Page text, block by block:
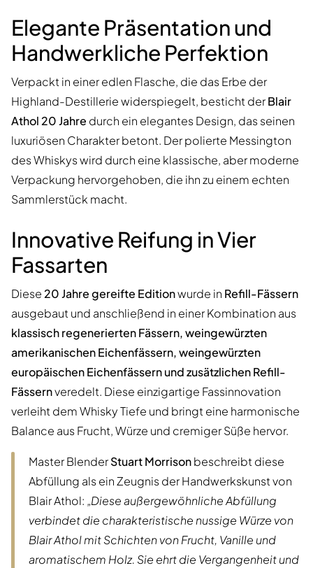
Elegante Präsentation und
Handwerkliche Perfektion
Verpackt in einer edlen Flasche, die das Erbe der
Highland-Destillerie widerspiegelt, besticht derBlair
Athol 20 Jahre durch ein elegantes Design, das seinen
luxuriösen Charakter betont. Der polierte Messington
des Whiskys wird durch eine klassische, aber moderne
Verpackung hervorgehoben, die ihn zu einem echten
Sammlerstück macht.
Innovative Reifung in Vier
Fassarten
Diese 20 Jahre gereifte Editionwurde in Refill-Fässern
ausgebaut und anschließend in einer Kombination aus
klassisch regenerierten Fässern, weingewürzten
amerikanischen Eichenfässern, weingewürzten
europäischen Eichenfässern und zusätzlichen Refill-
Fässernveredelt. Diese einzigartige Fassinnovation
verleiht dem Whisky Tiefe und bringt eine harmonische
Balance aus Frucht, Würze und cremiger Süße hervor.
Master BlenderStuart Morrisonbeschreibt diese
Abfüllung als ein Zeugnis der Handwerkskunst von
Blair Athol: „Diese außergewöhnliche Abfüllung
verbindet die charakteristische nussige Würze von
Blair Athol mit Schichten von Frucht, Vanille und
aromatischem Holz. Sie ehrt die Vergangenheit und